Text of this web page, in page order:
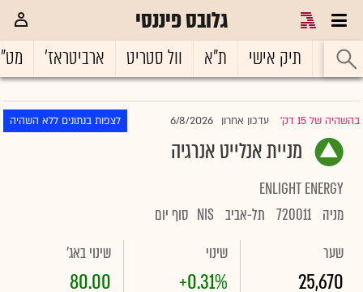
גלובס פיננסי
ראשי תיק אישי ת"א וול סטריט ארביטראז'
בהשהיה של 15 דק' |עדכון אחרון 6/8/2026 לצפות בנתונים ללא השהיה
מניית אנלייט אנרגיה
ENLIGHT ENERGY
מניה 720011 תל-אביב NIS סוף יום
שער
25,670
שינוי
+0.31%
שינוי באג'
80.00